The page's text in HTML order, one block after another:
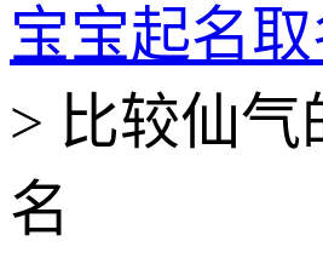
宝宝起名
> 比较仙气
名